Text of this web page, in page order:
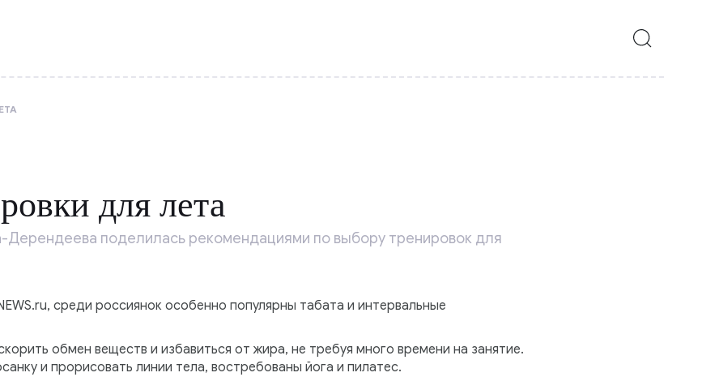
для лета
поделилась рекомендациями по выбору тренировок для
среди россиянок особенно популярны табата и интервальные
обмен веществ и избавиться от жира, не требуя много времени на занятие.
и прорисовать линии тела, востребованы йога и пилатес.